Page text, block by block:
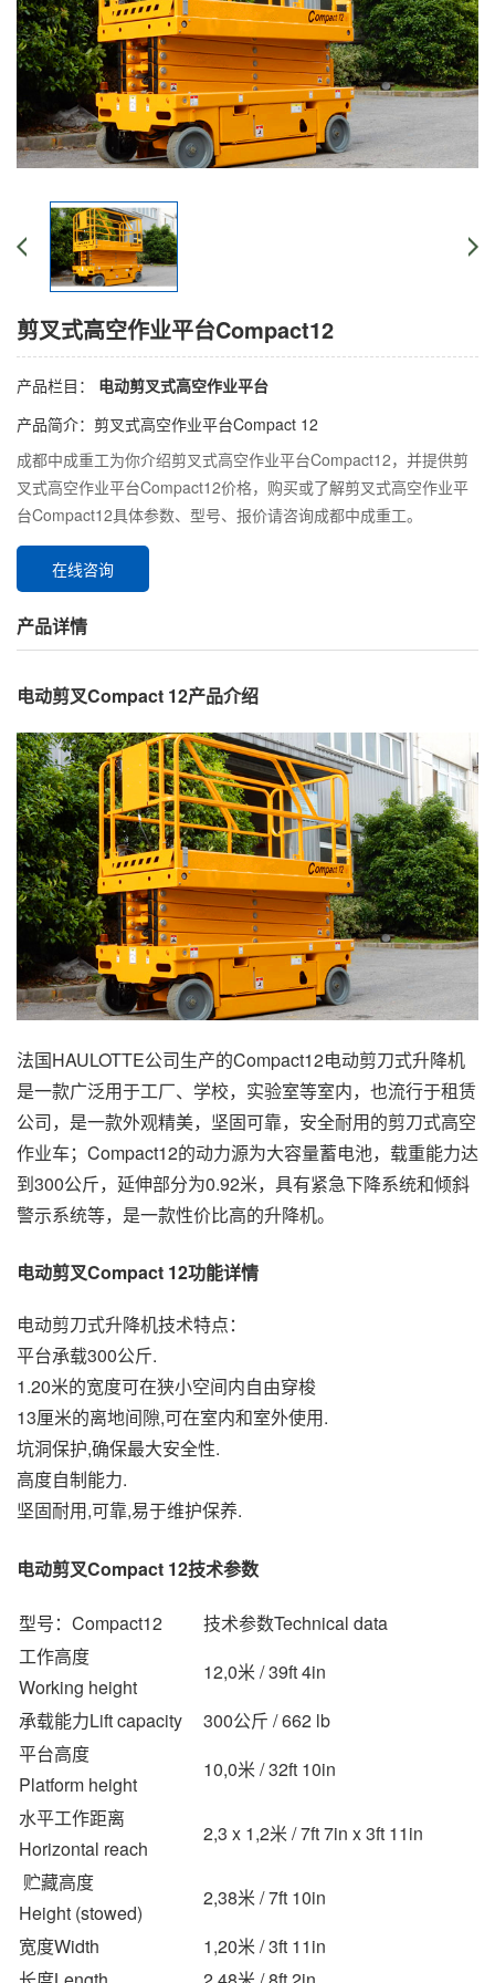
剪叉式高空作业平台Compact12
产品栏目： 电动剪叉式高空作业平台
产品简介：剪叉式高空作业平台Compact 12
成都中成重工为你介绍剪叉式高空作业平台Compact12，并提供剪
叉式高空作业平台Compact12价格，购买或了解剪叉式高空作业平
台Compact12具体参数、型号、报价请咨询成都中成重工。
在线咨询
产品详情
电动剪叉Compact 12产品介绍
法国HAULOTTE公司生产的Compact12电动剪刀式升降机
是一款广泛用于工厂、学校，实验室等室内，也流行于租赁
公司，是一款外观精美，坚固可靠，安全耐用的剪刀式高空
作业车；Compact12的动力源为大容量蓄电池，载重能力达
到300公斤，延伸部分为0.92米，具有紧急下降系统和倾斜
警示系统等，是一款性价比高的升降机。
电动剪叉Compact 12功能详情
电动剪刀式升降机技术特点：
平台承载300公斤.
1.20米的宽度可在狭小空间内自由穿梭
13厘米的离地间隙,可在室内和室外使用.
坑洞保护,确保最大安全性.
高度自制能力.
坚固耐用,可靠,易于维护保养.
电动剪叉Compact 12技术参数
型号：Compact12
技术参数Technical data
工作高度
Working height
12,0米 / 39ft 4in
承载能力Lift capacity
300公斤 / 662 lb
平台高度
Platform height
10,0米 / 32ft 10in
水平工作距离
Horizontal reach
2,3 x 1,2米 / 7ft 7in x 3ft 11in
贮藏高度
Height (stowed)
2,38米 / 7ft 10in
宽度Width
1,20米 / 3ft 11in